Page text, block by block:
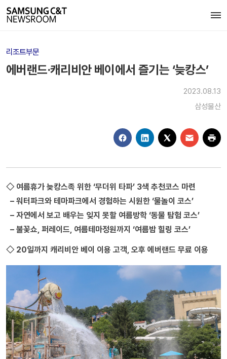
리조트부문
에버랜드·캐리비안 베이에서 즐기는 ‘늦캉스’
2023.08.13
삼성물산
◇ 여름휴가 늦캉스족 위한 ‘무더위 타파’ 3색 추천코스 마련
– 워터파크와 테마파크에서 경험하는 시원한 ‘물놀이 코스’
– 자연에서 보고 배우는 잊지 못할 여름방학 ‘동물 탐험 코스’
– 불꽃쇼, 퍼레이드, 여름테마정원까지 ‘여름밤 힐링 코스’
◇ 20일까지 캐리비안 베이 이용 고객, 오후 에버랜드 무료 이용